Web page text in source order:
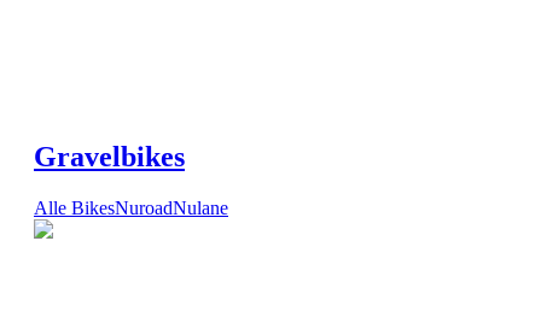
Gravelbikes
Alle BikesNuroadNulane